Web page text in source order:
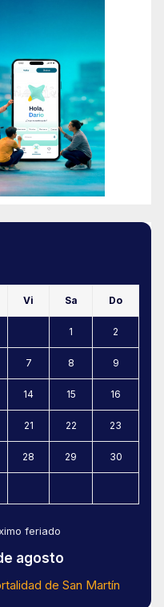
Vi Sa Do
1 2
7 8 9
14 15 16
21 22 23
28 29 30
feriado
agosto
de San Martín